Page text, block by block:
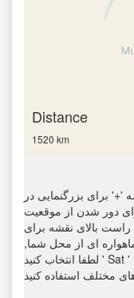
Distance
1520 km
'+' برای بزرگنمایی در
دور شدن از موقعیت
بالای نقشه برای
ای از محل شما,
لطفا انتخاب کنید ' Sat ' از اینجا. شما می توانید از گزینه 'OSM'